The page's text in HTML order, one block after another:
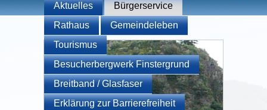
Aktuelles
Bürgerservice
Rathaus
Gemeindeleben
Tourismus
Besucherbergwerk Finstergrund
Breitband / Glasfaser
Erklärung zur Barrierefreiheit